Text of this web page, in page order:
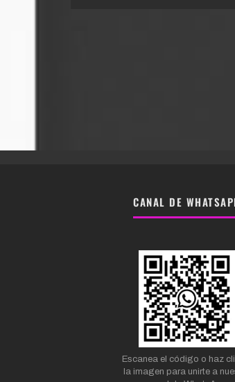
CANAL DE
Escanea el código o haz
la imagen para unirte a